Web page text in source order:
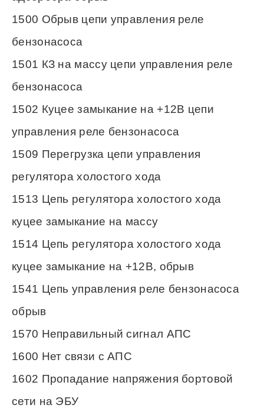
1500 Обрыв цепи управления реле
бензонасоса
1501 КЗ на массу цепи управления реле
бензонасоса
1502 Куцее замыкание на +12В цепи
управления реле бензонасоса
1509 Перегрузка цепи управления
регулятора холостого хода
1513 Цепь регулятора холостого хода
куцее замыкание на массу
1514 Цепь регулятора холостого хода
куцее замыкание на +12В, обрыв
1541 Цепь управления реле бензонасоса
обрыв
1570 Неправильный сигнал АПС
1600 Нет связи с АПС
1602 Пропадание напряжения бортовой
сети на ЭБУ